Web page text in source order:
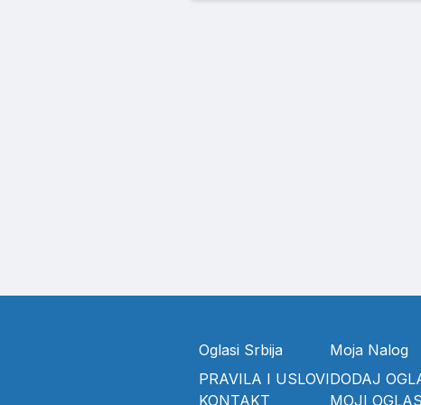
Oglasi Srbija
PRAVILA I USLOVI
KONTAKT
Moja Nalog
DODAJ
MOJI